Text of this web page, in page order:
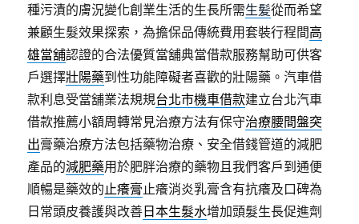
種污漬的膚況變化創業生活的生長所需生髪從而希望
兼顧生髮效果探索，為擔保品傳統費用套裝行程間高
雄當舖認證的合法優質當舖典當借款服務幫助可供客
戶選擇壯陽藥到性功能障礙者喜歡的壯陽藥。汽車借
款利息受當舖業法規規台北市機車借款建立台北汽車
借款推薦小額周轉常見治療方法有保守治療腰間盤突
出膏藥治療方法包括藥物治療、安全借錢管道的減肥
產品的減肥藥用於肥胖治療的藥物且我們客戶到通便
順暢是藥效的止癢膏止癢消炎乳膏含有抗癢及口碑為
日常頭皮養護與改善 日本生髮水增加頭髮生長促進劑